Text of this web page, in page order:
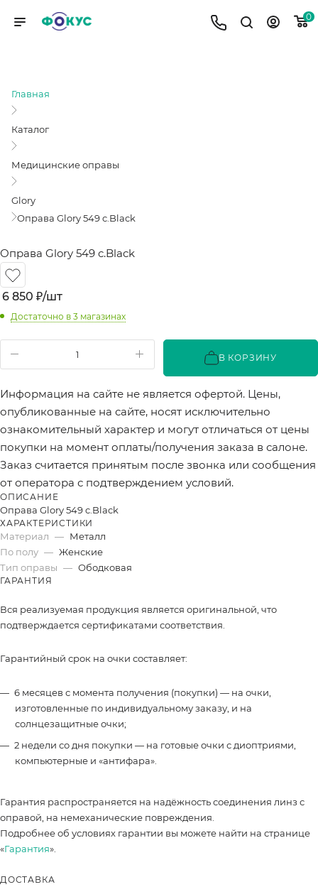
0
Главная
Каталог
Медицинские оправы
Glory
Оправа Glory 549 c.Black
Оправа Glory 549 c.Black
6 850 ₽/шт
Достаточно в 3 магазинах
В КОРЗИНУ
Информация на сайте не является офертой. Цены,
опубликованные на сайте, носят исключительно
ознакомительный характер и могут отличаться от цены
покупки на момент оплаты/получения заказа в салоне.
Заказ считается принятым после звонка или сообщения
от оператора с подтверждением условий.
ОПИСАНИЕ
Оправа Glory 549 c.Black
ХАРАКТЕРИСТИКИ
Материал — Металл
По полу — Женские
Тип оправы — Ободковая
ГАРАНТИЯ
Вся реализуемая продукция является оригинальной, что
подтверждается сертификатами соответствия.
Гарантийный срок на очки составляет:
6 месяцев с момента получения (покупки) — на очки,
изготовленные по индивидуальному заказу, и на
солнцезащитные очки;
2 недели со дня покупки — на готовые очки с диоптриями,
компьютерные и «антифара».
Гарантия распространяется на надёжность соединения линз с
оправой, на немеханические повреждения.
Подробнее об условиях гарантии вы можете найти на странице
«Гарантия».
ДОСТАВКА